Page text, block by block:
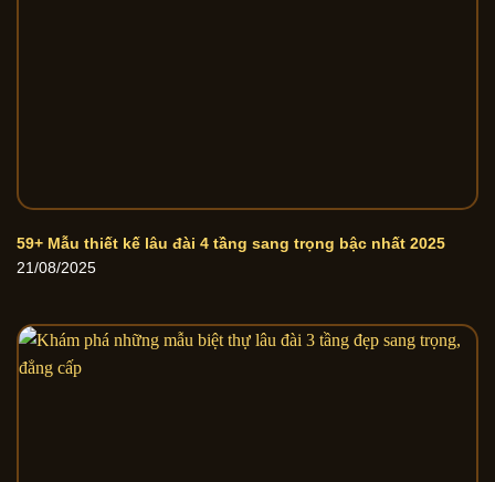
59+ Mẫu thiết kế lâu đài 4 tầng sang trọng bậc nhất 2025
21/08/2025